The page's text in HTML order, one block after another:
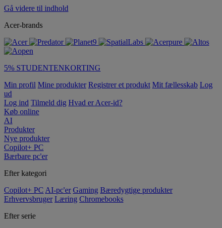
Gå videre til indhold
Acer-brands
5% STUDENTENKORTING
Min profil Mine produkter Registrer et produkt Mit fællesskab Log
ud
Log ind Tilmeld dig Hvad er Acer-id?
Køb online
AI
Produkter
Nye produkter
Copilot+ PC
Bærbare pc'er
Efter kategori
Copilot+ PC AI-pc'er Gaming Bæredygtige produkter
Erhvervsbruger Læring Chromebooks
Efter serie